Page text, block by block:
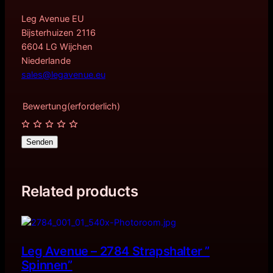
Leg Avenue EU
Bijsterhuizen 2116
6604 LG Wijchen
Niederlande
sales@legavenue.eu
Bewertung(erforderlich)
Senden
Related products
Leg Avenue – 2784 Strapshalter ”
Spinnen”